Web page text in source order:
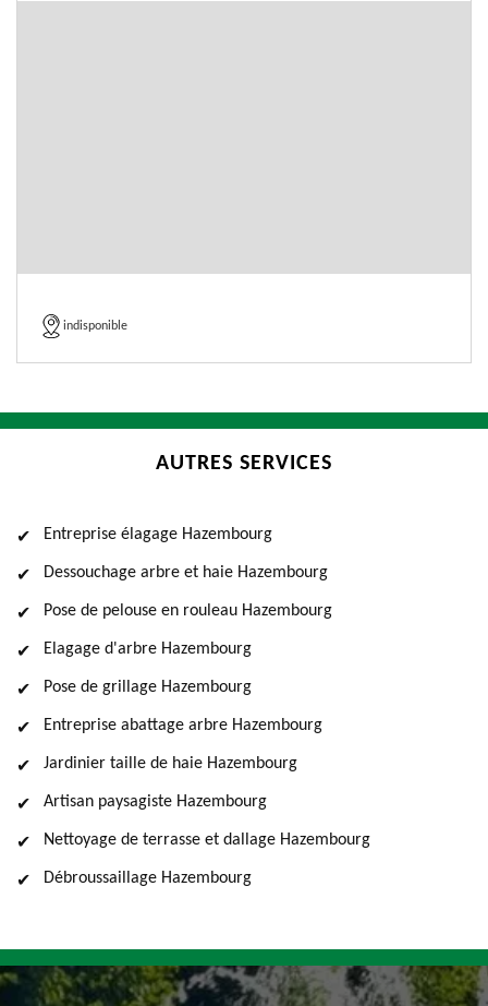
indisponible
AUTRES SERVICES
Entreprise élagage Hazembourg
Dessouchage arbre et haie Hazembourg
Pose de pelouse en rouleau Hazembourg
Elagage d'arbre Hazembourg
Pose de grillage Hazembourg
Entreprise abattage arbre Hazembourg
Jardinier taille de haie Hazembourg
Artisan paysagiste Hazembourg
Nettoyage de terrasse et dallage Hazembourg
Débroussaillage Hazembourg